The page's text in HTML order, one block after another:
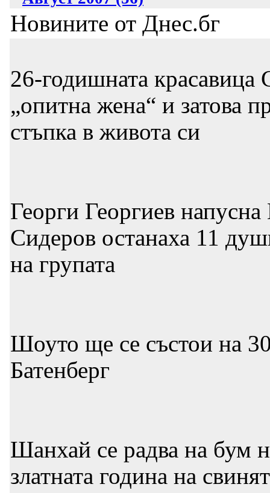
Новините от Днес.бг
26-годишната красавица
„опитна жена“ и затова
стъпка в живота си
Георги Георгиев
Сидеров останаха 11
на групата
Шоуто ще се състои на
Батенберг
Шанхай се радва на бум
златната година на